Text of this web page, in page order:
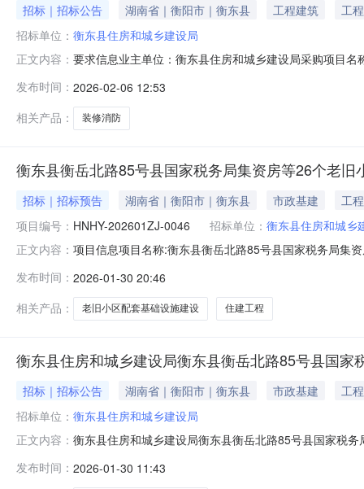
招标｜招标公告 湖南省｜衡阳市｜衡东县 工程建筑
工程
招标单位： 衡东县住房和城乡建设局
正文内容： 要求信息业主单位：衡东县住房和城乡建设局采购项目
千金额说明：无报名截止时间：2026-02-0612:04联系人
发布时间： 2026-02-06 12:53
相关产品：
装修消防
衡东县衡岳北路85号县国家税务局集资房等26个老
招标｜招标预告 湖南省｜衡阳市｜衡东县 市政基建
工程
项目编号： HNHY-202601ZJ-0046 招标单位： 衡东县住房和城乡
正文内容： 项目信息项目名称:衡东县衡岳北路85号县国家税务局集
老旧小区配套基础设施建设项目(燃气等管网改造)二期招
发布时间： 2026-01-30 20:46
相关产品：
老旧小区配套基础设施建设 住建工程
衡东县住房和城乡建设局衡东县衡岳北路85号县国
招标｜招标公告 湖南省｜衡阳市｜衡东县 市政基建
工程
招标单位： 衡东县住房和城乡建设局
正文内容： 衡东县住房和城乡建设局衡东县衡岳北路85号县国家税
发布时间： 2026-01-30 11:43